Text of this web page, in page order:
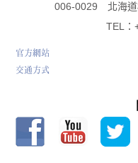
006-0029 北海道
TEL：
官方網站
交通方式